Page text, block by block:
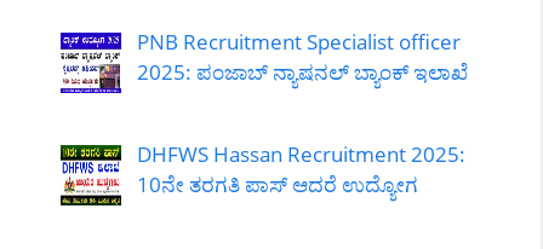
PNB Recruitment Specialist officer
2025: ಪಂಜಾಬ್ ನ್ಯಾಷನಲ್ ಬ್ಯಾಂಕ್ ಇಲಾಖೆ
DHFWS Hassan Recruitment 2025:
10ನೇ ತರಗತಿ ಪಾಸ್ ಆದರೆ ಉದ್ಯೋಗ